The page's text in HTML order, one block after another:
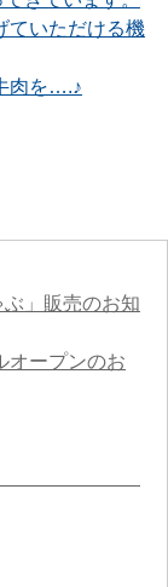
ていただける機
肉を….♪
ぶ」販売のお知
オープンのお